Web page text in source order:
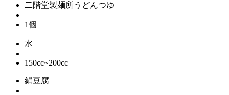
二階堂製麺所うどんつゆ
1個
水
150cc~200cc
絹豆腐